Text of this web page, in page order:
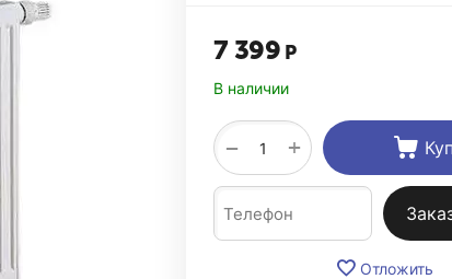
7 399 Р
В наличии
+
−
Отложить